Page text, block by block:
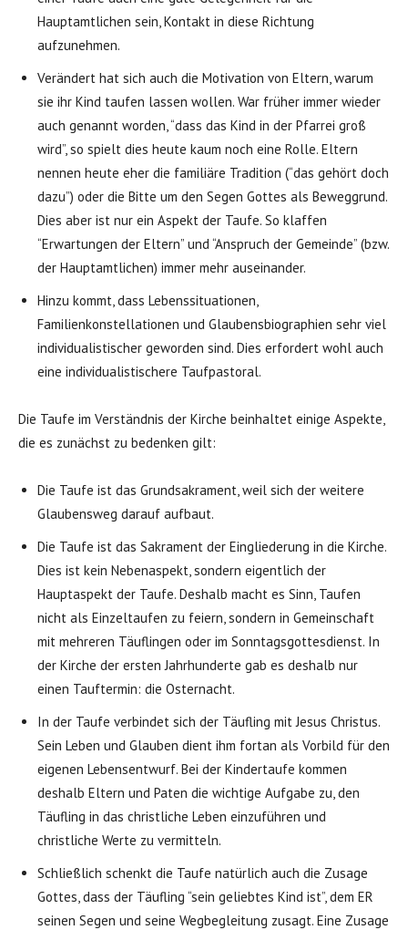
Hauptamtlichen sein, Kontakt in diese Richtung
aufzunehmen.
Verändert hat sich auch die Motivation von Eltern, warum
sie ihr Kind taufen lassen wollen. War früher immer wieder
auch genannt worden, “dass das Kind in der Pfarrei groß
wird”, so spielt dies heute kaum noch eine Rolle. Eltern
nennen heute eher die familiäre Tradition (“das gehört doch
dazu”) oder die Bitte um den Segen Gottes als Beweggrund.
Dies aber ist nur ein Aspekt der Taufe. So klaffen
“Erwartungen der Eltern” und “Anspruch der Gemeinde” (bzw.
der Hauptamtlichen) immer mehr auseinander.
Hinzu kommt, dass Lebenssituationen,
Familienkonstellationen und Glaubensbiographien sehr viel
individualistischer geworden sind. Dies erfordert wohl auch
eine individualistischere Taufpastoral.
Die Taufe im Verständnis der Kirche beinhaltet einige Aspekte,
die es zunächst zu bedenken gilt:
Die Taufe ist das Grundsakrament, weil sich der weitere
Glaubensweg darauf aufbaut.
Die Taufe ist das Sakrament der Eingliederung in die Kirche.
Dies ist kein Nebenaspekt, sondern eigentlich der
Hauptaspekt der Taufe. Deshalb macht es Sinn, Taufen
nicht als Einzeltaufen zu feiern, sondern in Gemeinschaft
mit mehreren Täuflingen oder im Sonntagsgottesdienst. In
der Kirche der ersten Jahrhunderte gab es deshalb nur
einen Tauftermin: die Osternacht.
In der Taufe verbindet sich der Täufling mit Jesus Christus.
Sein Leben und Glauben dient ihm fortan als Vorbild für den
eigenen Lebensentwurf. Bei der Kindertaufe kommen
deshalb Eltern und Paten die wichtige Aufgabe zu, den
Täufling in das christliche Leben einzuführen und
christliche Werte zu vermitteln.
Schließlich schenkt die Taufe natürlich auch die Zusage
Gottes, dass der Täufling “sein geliebtes Kind ist”, dem ER
seinen Segen und seine Wegbegleitung zusagt. Eine Zusage